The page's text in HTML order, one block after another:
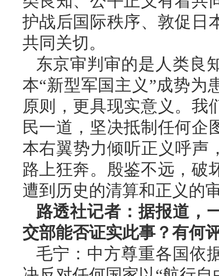
护战后国际秩序、敦促日
共同关切。
东京审判审的是人类良
本“新型军国主义”成势为
原则，更具现实意义。我
民一道，坚决抵制任何企
本右翼势力倾听正义呼声
路上狂奔。殷鉴不远，破
遭到历史的清算和正义的
路透社记者：据报道，
交部能否证实此事？有何
毛宁：中方尊重各国依